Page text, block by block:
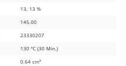
13, 13 %
145.00
23330207
130 °C (30 Min.)
0.64 cm³